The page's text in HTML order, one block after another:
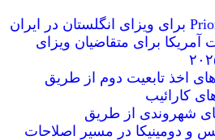
برای متقاضیان ویزای
اخذ تابعیت دوم از طریق
کارائیب
شهروندی از طریق
و دومینیکا در مسیر اصلاحات